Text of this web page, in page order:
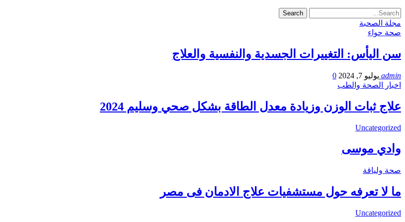
مجلة الصحبة
صحة حواء
سن اليأس: التغييرات الجسدية والنفسية والعلاج
admin يوليو 7, 2024
0
اخبار الصحة والطب
علاج ثبات الوزن وزيادة معدل الطاقة بشكل صحي وسليم 2024
Uncategorized
وادي موسى
صحة ولياقة
ما لا تعرفه حول مستشفيات علاج الادمان فى مصر
Uncategorized